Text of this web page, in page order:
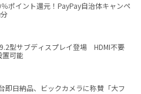
％ポイント還元！PayPay自治体キャンペ
型サブディスプレイ登場 HDMI不要
置可能
即日納品、ビックカメラに称賛「大フ